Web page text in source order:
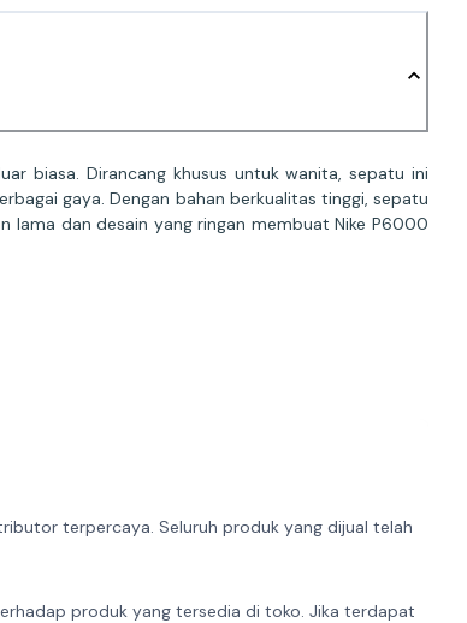
biasa. Dirancang khusus untuk wanita, sepatu ini
gaya. Dengan bahan berkualitas tinggi, sepatu
lama dan desain yang ringan membuat Nike P6000
terpercaya. Seluruh produk yang dijual telah
produk yang tersedia di toko. Jika terdapat